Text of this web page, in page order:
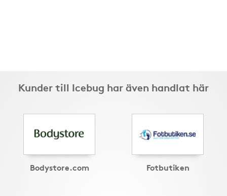
Kunder till Icebug har även handlat här
Bodystore.com Fotbutiken